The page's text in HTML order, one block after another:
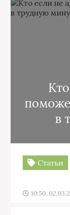
в
Статьи
10:50,